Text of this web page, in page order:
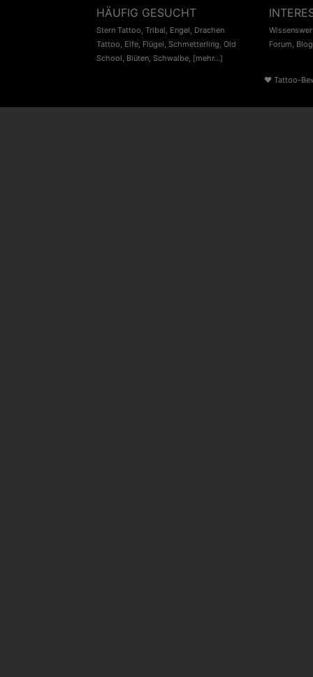
HÄUFIG GESUCHT
Stern Tattoo, Tribal, Engel, Drachen
Tattoo, Elfe, Flügel, Schmetterling, Old
School, Blüten, Schwalbe, [mehr...]
Forum, Blog
♥ Tattoo-